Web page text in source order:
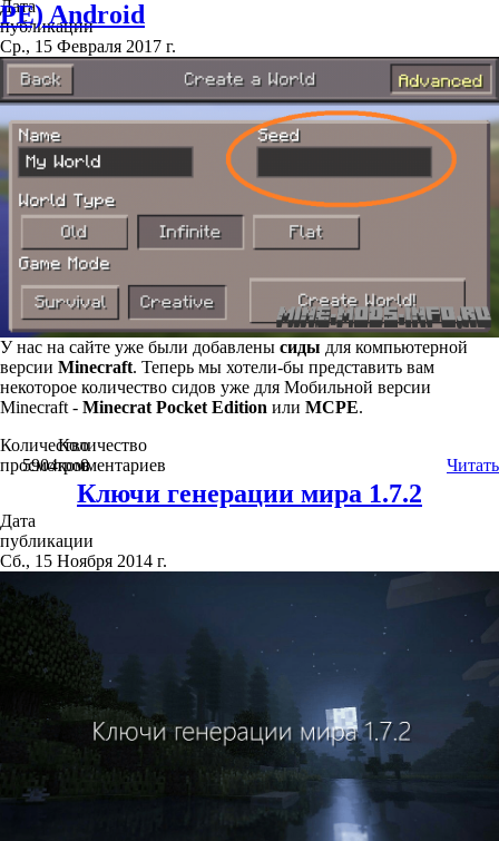
PE) Android
Дата
публикации
Ср., 15 Февраля 2017 г.
У нас на сайте уже были добавлены сиды для компьютерной
версии Minecraft. Теперь мы хотели-бы представить вам
некоторое количество сидов уже для Мобильной версии
Minecraft - Minecrat Pocket Edition или MCPE.
Количество
просмотров
5904
Количество
комментариев
0 Читать
Ключи генерации мира 1.7.2
Дата
публикации
Сб., 15 Ноября 2014 г.